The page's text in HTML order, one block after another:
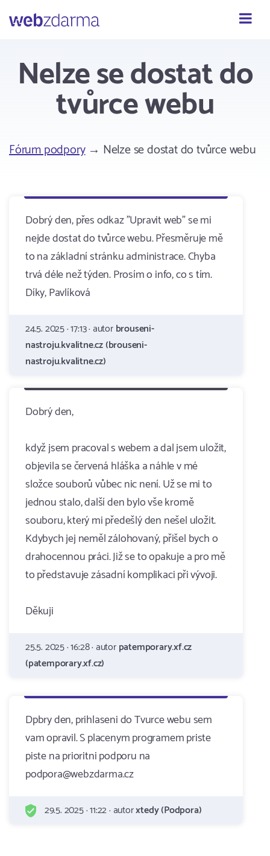
Webzdarma
Nelze se dostat do
tvůrce webu
Fórum podpory→ Nelze se dostat do tvůrce webu
Dobrý den, přes odkaz "Upravit web" se mi
nejde dostat do tvůrce webu. Přesměruje mě
to na základní stránku administrace. Chyba
trvá déle než týden. Prosím o info, co s tím.
Díky, Pavlíková
24.5. 2025 · 17:13 · autorbrouseni-
nastroju.kvalitne.cz (brouseni-
nastroju.kvalitne.cz)
Dobrý den,
když jsem pracoval s webem a dal jsem uložit,
objevila se červená hláška a náhle v mé
složce souborů vůbec nic není. Už se mi to
jednou stalo, další den bylo vše kromě
souboru, který mi předešlý den nešel uložit.
Kdybych jej neměl zálohovaný, přišel bych o
drahocennou práci. Již se to opakuje a pro mě
to představuje zásadní komplikaci při vývoji.
Děkuji
25.5. 2025 · 16:28 · autorpatemporary.xf.cz
(patemporary.xf.cz)
Dpbry den, prihlaseni do Tvurce webu sem
vam opravil. S placenym programem priste
piste na prioritni podporu na
podpora@webzdarma.cz
29.5. 2025 · 11:22 · autorxtedy (Podpora)